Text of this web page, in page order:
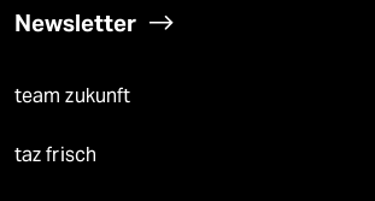
Newsletter
team zukunft
taz frisch